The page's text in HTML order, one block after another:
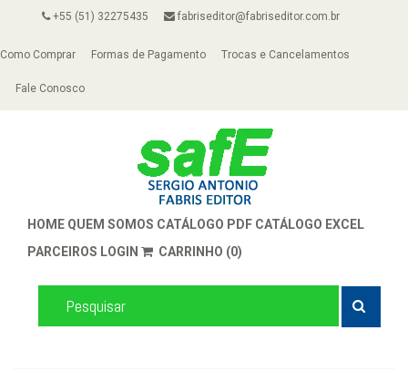
+55 (51) 32275435 fabriseditor@fabriseditor.com.br
Como Comprar Formas de Pagamento Trocas e Cancelamentos
Fale Conosco
HOME QUEM SOMOS CATÁLOGO PDF CATÁLOGO EXCEL
PARCEIROS LOGIN CARRINHO (0)